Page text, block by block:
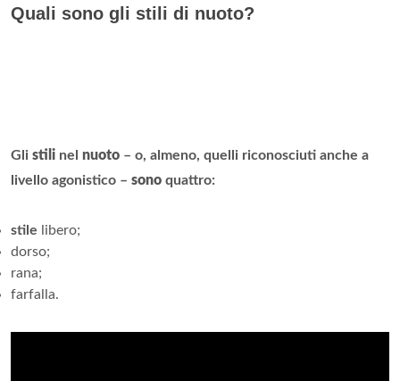
Quali sono gli stili di nuoto?
Gli stili nel nuoto – o, almeno, quelli riconosciuti anche a
livello agonistico – sono quattro:
stile libero;
dorso;
rana;
farfalla.